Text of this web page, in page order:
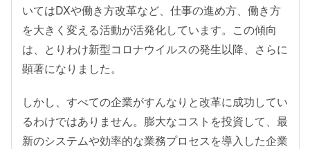
いてはDXや働き方改革など、仕事の進め方、働き方
を大きく変える活動が活発化しています。この傾向
は、とりわけ新型コロナウイルスの発生以降、さらに
顕著になりました。
しかし、すべての企業がすんなりと改革に成功してい
るわけではありません。膨大なコストを投資して、最
新のシステムや効率的な業務プロセスを導入した企業